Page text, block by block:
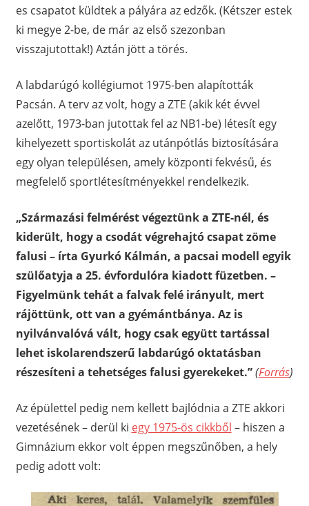
es csapatot küldtek a pályára az edzők. (Kétszer estek
ki megye 2-be, de már az első szezonban
visszajutottak!) Aztán jött a törés.
A labdarúgó kollégiumot 1975-ben alapították
Pacsán. A terv az volt, hogy a ZTE (akik két évvel
azelőtt, 1973-ban jutottak fel az NB1-be) létesít egy
kihelyezett sportiskolát az utánpótlás biztosítására
egy olyan településen, amely központi fekvésű, és
megfelelő sportlétesítményekkel rendelkezik.
„Származási felmérést végeztünk a ZTE-nél, és
kiderült, hogy a csodát végrehajtó csapat zöme
falusi – írta Gyurkó Kálmán, a pacsai modell egyik
szülőatyja a 25. évfordulóra kiadott füzetben. –
Figyelmünk tehát a falvak felé irányult, mert
rájöttünk, ott van a gyémántbánya. Az is
nyilvánvalóvá vált, hogy csak együtt tartással
lehet iskolarendszerű labdarúgó oktatásban
részesíteni a tehetséges falusi gyerekeket.”(Forrás)
Az épülettel pedig nem kellett bajlódnia a ZTE akkori
vezetésének – derül ki egy 1975-ös cikkből – hiszen a
Gimnázium ekkor volt éppen megszűnőben, a hely
pedig adott volt: